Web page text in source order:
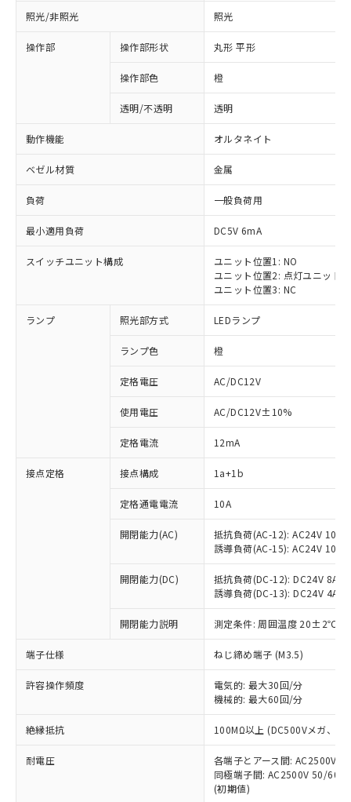
照光/非照光 照光
操作部 操作部形状 丸形 平形
操作部色 橙
透明/不透明 透明
動作機能 オルタネイト
ベゼル材質 金属
負荷 一般負荷用
最小適用負荷 DC5V 6mA
スイッチユニット構成
ユニット位置1: NO
ユニット位置2: 点灯ユニット
ユニット位置3: NC
ランプ 照光部方式 LEDランプ
ランプ色 橙
定格電圧 AC/DC12V
使用電圧 AC/DC12V±10%
定格電流 12mA
接点定格 接点構成 1a+1b
定格通電電流 10A
開閉能力(AC)
抵抗負荷(AC-12): AC24V 10A/
誘導負荷(AC-15): AC24V
開閉能力(DC)
抵抗負荷(DC-12): DC24V 8A/
誘導負荷(DC-13): DC24V 4A/
開閉能力説明 測定条件: 周囲温度 20±2℃、
端子仕様 ねじ締め端子 (M3.5)
許容操作頻度
電気的: 最大30回/分
機械的: 最大60回/分
絶縁抵抗 100MΩ以上 (DC500Vメガ、点
耐電圧
各端子とアース間: AC2500V
同極端子間: AC2500V 50/
(初期値)
ご利用条件
ご利用ください。
本サービスは、当社制御機器事業取扱
商品の当社在庫状況および標準価格
(税抜)を提供させていただくもので
当社制御機器事業取扱商品の中には、
本サービスの対象外となる商品もある
ことをご了承ください。
在庫状況および標準価格照会結果は、
対応済み：EU RoHS指令（10物質）の
非含有に対応した製品が提供可能な商品で
対応予定：EU RoHS指令（10物質）の非含
有に対応した製品に切り替える予定のある
対応予定なし：EU RoHS指令（10物質）の
非含有に非対応の商品で、対応品を出す予
定はありません。
調査・確認中：EU RoHS指令（10物質）の
非含有の対応状況を調査中または確認中の
害物質有無と関係のない商品です。
仕入先様の事情により、非含有部品として
いたものが、含有品と判明した場合などや
むを得ず変更することがあります。
※1 中国RoHS○×表
「○」：最大均質材料含有率が中国RoHSの
基準値以下であることを示します。
「×」：最大均質材料含有率が中国RoHSの
基準値を超えていることを示します。
「－」：未確認です。当社販売部門へお問
当社は、これら貴社製品のうち、外国
為替および外国貿易法に定める商品